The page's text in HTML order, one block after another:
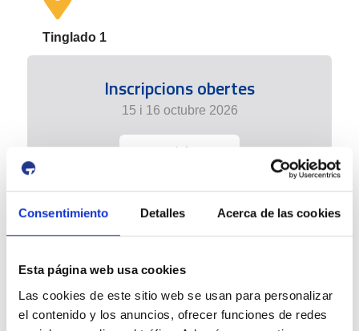
Consentimiento Detalles Acerca de las cookies
Esta página web usa cookies
Las cookies de este sitio web se usan para personalizar
el contenido y los anuncios, ofrecer funciones de redes
Tinglado 1
Inscripcions obertes
15 i 16 octubre 2026
+ info